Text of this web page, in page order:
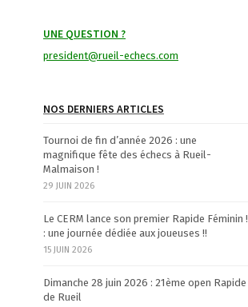
UNE QUESTION ?
president@rueil-echecs.com
NOS DERNIERS ARTICLES
Tournoi de fin d’année 2026 : une
magnifique fête des échecs à Rueil-
Malmaison !
29 JUIN 2026
Le CERM lance son premier Rapide Féminin !
: une journée dédiée aux joueuses !!
15 JUIN 2026
Dimanche 28 juin 2026 : 21ème open Rapide
de Rueil